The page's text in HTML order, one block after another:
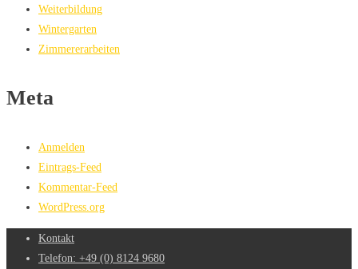
Weiterbildung
Wintergarten
Zimmererarbeiten
Meta
Anmelden
Eintrags-Feed
Kommentar-Feed
WordPress.org
Kontakt
Telefon: +49 (0) 8124 9680